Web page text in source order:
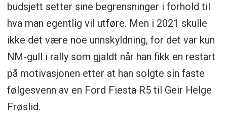
budsjett setter sine begrensninger i forhold til
hva man egentlig vil utføre. Men i 2021 skulle
ikke det være noe unnskyldning, for det var kun
NM-gull i rally som gjaldt når han fikk en restart
på motivasjonen etter at han solgte sin faste
følgesvenn av en Ford Fiesta R5 til Geir Helge
Frøslid.